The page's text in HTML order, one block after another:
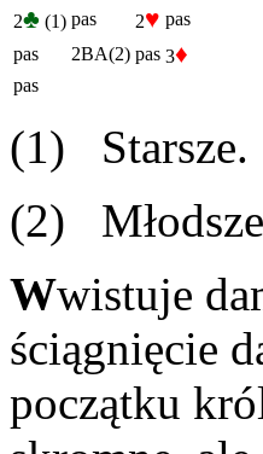
2♣ (1) pas 2♥ pas
pas
2BA(2) pas 3♦
pas
(1) Starsze.
(2)
Wwistuje
ściągnięcie
początku